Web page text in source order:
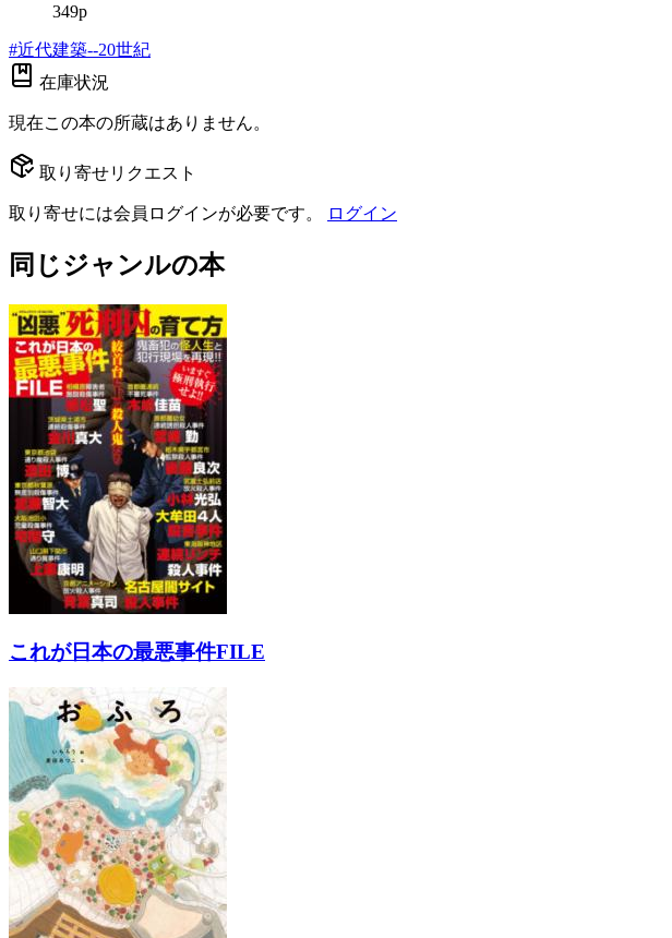
349p
#近代建築--20世紀
在庫状況
現在この本の所蔵はありません。
取り寄せリクエスト
取り寄せには会員ログインが必要です。 ログイン
同じジャンルの本
これが日本の最悪事件FILE